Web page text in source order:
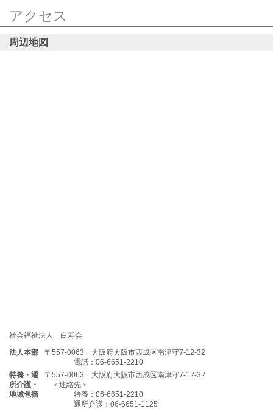
アクセス
周辺地図
社会福祉法人 白寿会
法人本部
〒557-0063 大阪府大阪市西成区南津守7-12-32
電話：06-6651-2210
特養・通
所介護・
地域包括
〒557-0063 大阪府大阪市西成区南津守7-12-32
＜連絡先＞
特養：06-6651-2210
通所介護：06-6651-1125